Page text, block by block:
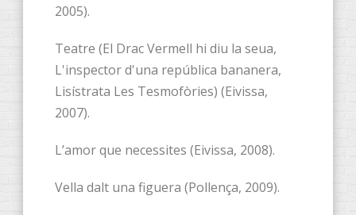
2005).
Teatre (El Drac Vermell hi diu la seua,
L'inspector d'una república bananera,
Lisístrata Les Tesmofòries) (Eivissa,
2007).
L’amor que necessites (Eivissa, 2008).
Vella dalt una figuera (Pollença, 2009).